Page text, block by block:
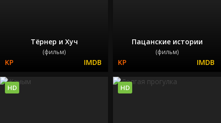
Тёрнер и Хуч
(фильм)
Пацанские истории
(фильм)
HD HD